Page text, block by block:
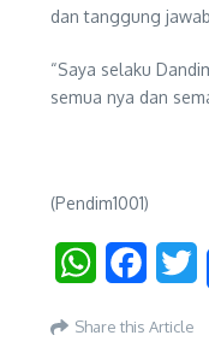
dan tanggung
“Saya selaku
semua nya dan
(Pendim1001)
WhatsApp
Share this Article